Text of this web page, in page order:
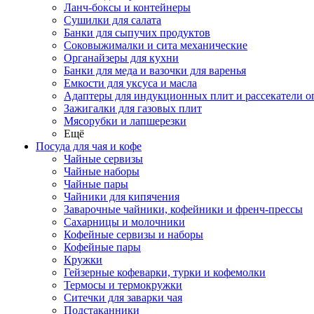
Ланч-боксы и контейнеры
Сушилки для салата
Банки для сыпучих продуктов
Соковыжималки и сита механические
Органайзеры для кухни
Банки для меда и вазочки для варенья
Емкости для уксуса и масла
Адаптеры для индукционных плит и рассекатели
Зажигалки для газовых плит
Мясорубки и лапшерезки
Ещё
Посуда для чая и кофе
Чайные сервизы
Чайные наборы
Чайные пары
Чайники для кипячения
Заварочные чайники, кофейники и френч-прессы
Сахарницы и молочники
Кофейные сервизы и наборы
Кофейные пары
Кружки
Гейзерные кофеварки, турки и кофемолки
Термосы и термокружки
Ситечки для заварки чая
Подстаканники